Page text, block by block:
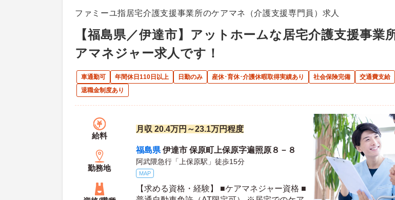
ファミーユ指居宅介護支援事業所のケアマネ（介護支援専門員）求人
【福島県／伊達市】アットホームな居宅介護支援事業
アマネジャー求人です！
車通勤可 年間休日110日以上 日勤のみ 産休･育休･介護休暇取得実績あり 社会保険完備
交通費支給
退職金制度あり
給料
月収 20.4万円～23.1万円程度
勤務地
福島県 伊達市 保原町上保原字遍照原８－８
阿武隈急行「上保原駅」徒歩15分
MAP
【求める資格・経験】 ■ケアマネジャー資格 ■